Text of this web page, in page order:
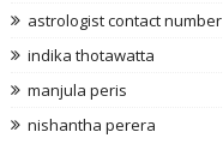
astrologist contact number
indika thotawatta
manjula peris
nishantha perera